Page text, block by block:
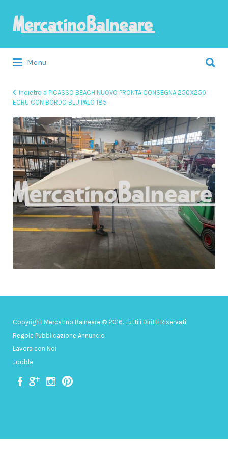
Menu
Indietro a PICASSO BEACH NUOVO PRONTA CONSEGNA 250X250
ECRU CON BORDO BLU PALO 185
Copyright Mercatino Balneare © 2016. Tutti i Diritti Riservati
Regole Pubblicazione Annuncio
Lavora con Noi
Jooble